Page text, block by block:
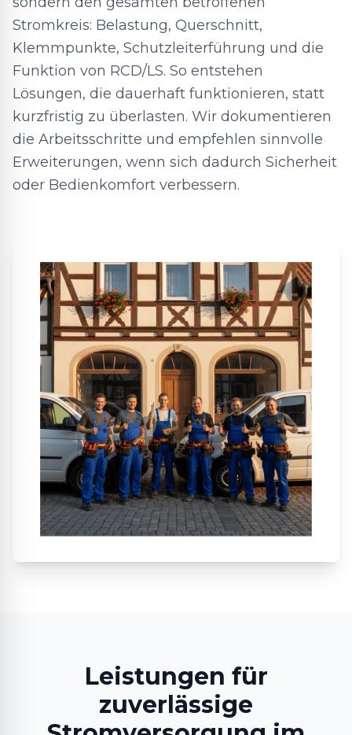
Stromkreis: Belastung, Querschnitt,
Klemmpunkte, Schutzleiterführung und die
Funktion von RCD/LS. So entstehen
Lösungen, die dauerhaft funktionieren, statt
kurzfristig zu überlasten. Wir dokumentieren
die Arbeitsschritte und empfehlen sinnvolle
Erweiterungen, wenn sich dadurch Sicherheit
oder Bedienkomfort verbessern.
Leistungen für
zuverlässige